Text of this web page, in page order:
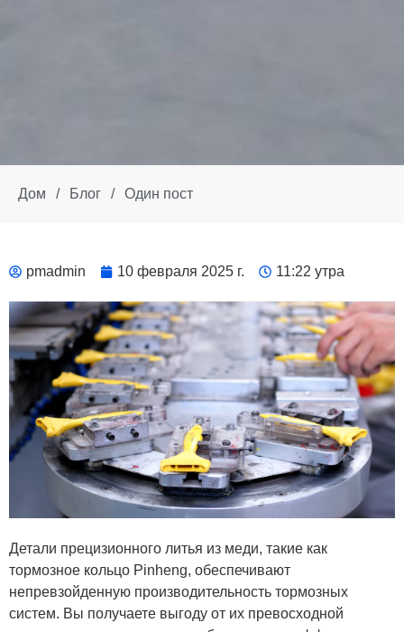
Дом / Блог / Один пост
pmadmin 10 февраля 2025 г. 11:22 утра
Детали прецизионного литья из меди, такие как
тормозное кольцо Pinheng, обеспечивают
непревзойденную производительность тормозных
систем. Вы получаете выгоду от их превосходной